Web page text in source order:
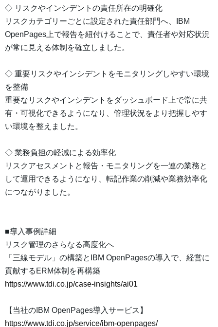
◇ リスクやインシデントの責任所在の明確化
リスクカテゴリーごとに設定された責任部門へ、IBM
OpenPages上で報告を紐付けることで、責任者や対応状況
が常に見える体制を確立しました。
◇ 重要リスクやインシデントをモニタリングしやすい環境
を整備
重要なリスクやインシデントをダッシュボード上で常に共
有・可視化できるようになり、管理状況をより把握しやす
い環境を整えました。
◇ 業務負担の軽減による効率化
リスクアセスメントと報告・モニタリングを一連の業務と
して運用できるようになり、転記作業の削減や業務効率化
につながりました。
■導入事例詳細
リスク管理のさらなる高度化へ
「三線モデル」の構築とIBM OpenPagesの導入で、経営に
貢献するERM体制を再構築
https://www.tdi.co.jp/case-insights/ai01
【当社のIBM OpenPages導入サービス】
https://www.tdi.co.jp/service/ibm-openpages/